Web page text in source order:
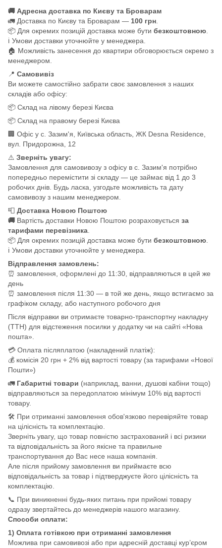
🚚 Адресна доставка по Києву та Броварам
🚛 Доставка по Києву та Броварам — 100 грн
📦 Для окремих позицій доставка може бути безкоштовною
ℹ️ Умови доставки уточнюйте у менеджера.
🏠 Можливість занесення до квартири обговорюється окремо з
менеджером.
📍 Самовивіз
Ви можете самостійно забрати своє замовлення з наших
складів або офісу:
📦 Склад на лівому березі Києва
📦 Склад на правому березі Києва
🏢 Офіс у с. Зазим'я, Київська область, ЖК Desna Residence,
вул. Придорожна, 12
⚠️ Зверніть увагу:
Замовлення для самовивозу з офісу в с. Зазим'я потрібно
попередньо перемістити зі складу — це займає від 1 до 3
робочих днів. Будь ласка, узгодьте можливість та дату
самовивозу з нашим менеджером.
📮 Доставка Новою Поштою
🚚 Вартість доставки Новою Поштою розраховується за
тарифами перевізника
📦 Для окремих позицій доставка може бути безкоштовною
ℹ️ Умови доставки уточнюйте у менеджера.
Відправлення замовлень:
⏰ замовлення, оформлені до 11:30, відправляються в цей же
день
⏰ замовлення після 11:30 — в той же день, якщо встигаємо за
графіком складу, або наступного робочого дня
Після відправки ви отримаєте товарно-транспортну накладну
(ТТН) для відстеження посилки у додатку чи на сайті «Нова
пошта».
💳 Оплата післяплатою (накладений платіж):
💰 комісія 20 грн + 2% від вартості товару (за тарифами «Нової
Пошти»)
🚛 Габаритні товари (наприклад, ванни, душові кабіни тощо)
відправляються за передоплатою мінімум 10% від вартості
товару.
🛠️ При отриманні замовлення обов'язково перевіряйте товар
на цілісність та комплектацію.
Зверніть увагу, що товар повністю застрахований і всі ризики
та відповідальність за його якісне та правильне
транспортування до Вас несе наша компанія.
Але після прийому замовлення ви приймаєте всю
відповідальність за товар і підтверджуєте його цілісність та
комплектацію.
📞 При виникненні будь-яких питань при прийомі товару
одразу звертайтесь до менеджерів нашого магазину.
Способи оплати:
1) Оплата готівкою при отриманні замовлення
Можлива при самовивозі або при адресній доставці кур’єром